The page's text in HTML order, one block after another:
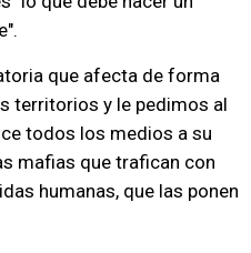
que afecta de forma
territorios y le pedimos al
todos los medios a su
mafias que trafican con
humanas, que las ponen